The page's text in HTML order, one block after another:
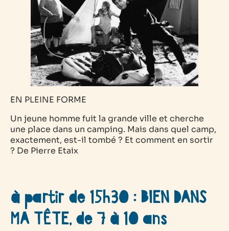
EN PLEINE FORME
Un jeune homme fuit la grande ville et cherche
une place dans un camping. Mais dans quel camp,
exactement, est-il tombé ? Et comment en sortir
? De Pierre Etaix
à partir de 15h30 : BIEN DANS
MA TÊTE, de 7 à 10 ans